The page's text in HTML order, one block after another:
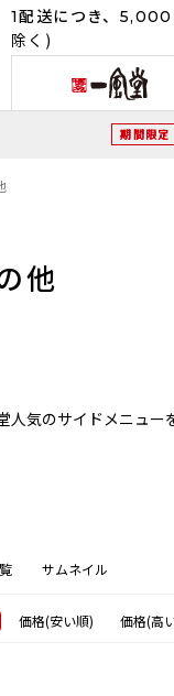
1配送につき、5,000
除く)
期間限定
他
人気のサイドメニュー
サムネイル
価格(安い順) 価格(高